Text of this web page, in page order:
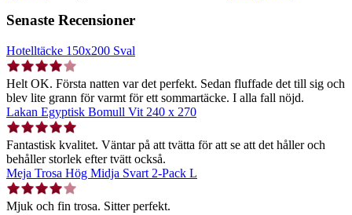
Senaste Recensioner
Hotelltäcke 150x200 Sval
Helt OK. Första natten var det perfekt. Sedan fluffade det till sig och
blev lite grann för varmt för ett sommartäcke. I alla fall nöjd.
Lakan Egyptisk Bomull Vit 240 x 270
Fantastisk kvalitet. Väntar på att tvätta för att se att det håller och
behåller storlek efter tvätt också.
Meja Trosa Hög Midja Svart 2-Pack L
Mjuk och fin trosa. Sitter perfekt.